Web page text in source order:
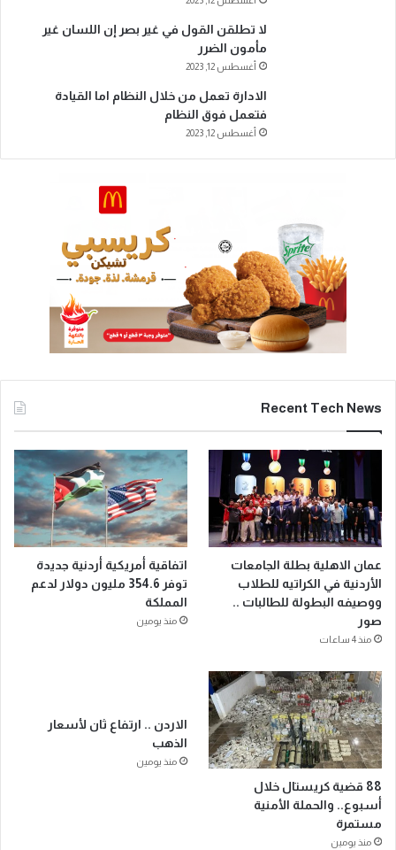
لا تطلقن القول في غير بصر إن اللسان غير
مأمون الضرر
أغسطس 12, 2023
الادارة تعمل من خلال النظام اما القيادة
فتعمل فوق النظام
أغسطس 12, 2023
Recent Tech News
عمان الاهلية بطلة الجامعات
الأردنية في الكراتيه للطلاب
ووصيفه البطولة للطالبات ..
صور
منذ 4 ساعات
اتفاقية أمريكية أردنية جديدة
توفر 354.6 مليون دولار لدعم
المملكة
منذ يومين
88 قضية كريستال خلال
أسبوع.. والحملة الأمنية
مستمرة
منذ يومين
الاردن .. ارتفاع ثان لأسعار
الذهب
منذ يومين